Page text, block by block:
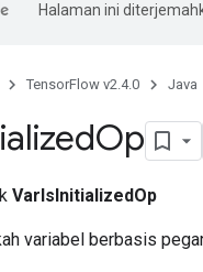
Halaman ini
TensorFlow v2.4.0 Java
Op
VarIsInitializedOp
variabel berbasis